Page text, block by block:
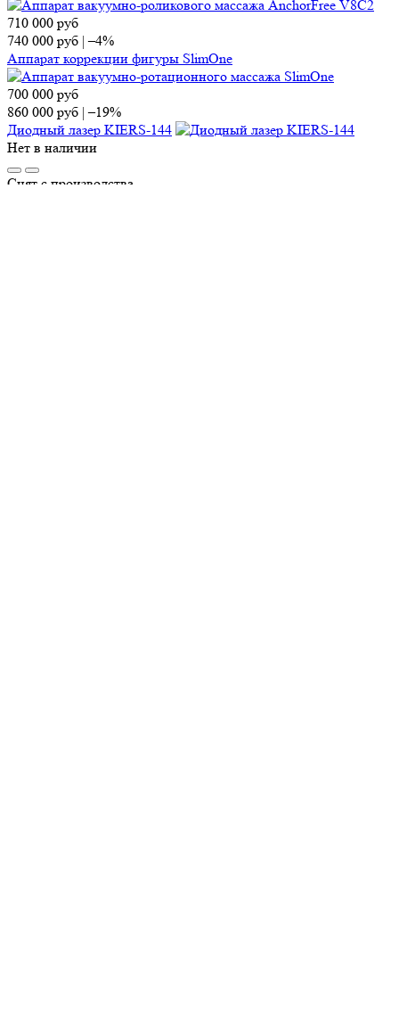
710 000 руб
740 000 руб |–4%
Аппарат коррекции фигуры SlimOne
700 000 руб
860 000 руб |–19%
Диодный лазер KIERS-144
Нет в наличии
Снят с производства